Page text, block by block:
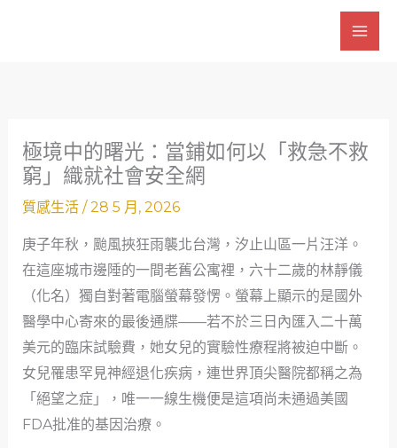
極境中的曙光：當鋪如何以「救急不救
窮」織就社會安全網
質感生活/28 5 月, 2026
庚子年秋，颱風挾狂雨襲北台灣，汐止山區一片汪洋。
在這座城市邊陲的一間老舊公寓裡，六十二歲的林靜儀
（化名）獨自對著電腦螢幕發愣。螢幕上顯示的是國外
醫學中心寄來的最後通牒——若不於三日內匯入二十萬
美元的臨床試驗費，她女兒的實驗性療程將被迫中斷。
女兒罹患罕見神經退化疾病，連世界頂尖醫院都稱之為
「絕望之症」，唯一一線生機便是這項尚未通過美國
FDA批准的基因治療。